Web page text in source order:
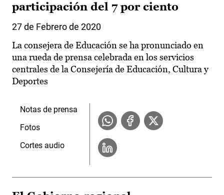
participación del 7 por ciento
27 de Febrero de 2020
La consejera de Educación se ha pronunciado en
una rueda de prensa celebrada en los servicios
centrales de la Consejería de Educación, Cultura y
Deportes
Notas de prensa
Fotos
Cortes audio